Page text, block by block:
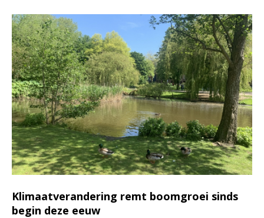
Klimaatverandering remt boomgroei sinds
begin deze eeuw